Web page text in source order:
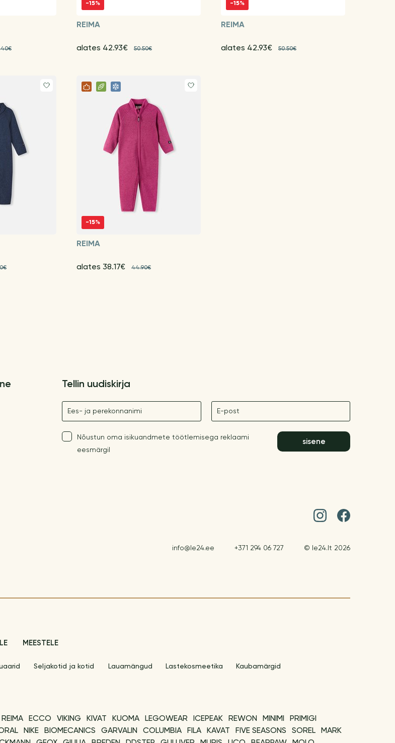
-15%
REIMA
alates 42.93€ 50.50€
-15%
REIMA
alates 42.93€ 50.50€
-15%
REIMA
alates 38.17€ 44.90€
Tellin uudiskirja
Nimetus E-post
Nõustun oma isikuandmete töötlemisega reklaami
eesmärgil
sisene
info@le24.ee +371 294 06 727 © le24.lt 2026
MEESTELE
Seljakotid ja kotid Lauamängud Lastekosmeetika Kaubamärgid
REIMA ECCO VIKING KIVAT KUOMA LEGOWEAR ICEPEAK REWON MINIMI
PRIMIGI
NIKE BIOMECANICS GARVALIN COLUMBIA FILA KAVAT FIVE SEASONS SOREL
MARK